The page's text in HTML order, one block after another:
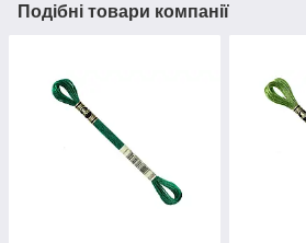
Подібні товари компанії